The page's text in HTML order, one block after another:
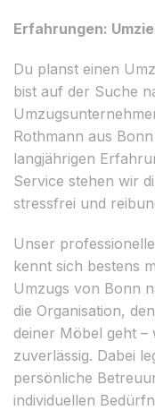
Erfahrungen:
Du planst einen
bist auf der Suche
Rothmann aus
langjährigen
Service stehen wir
stressfrei und
Unser
kennt sich bestens
Umzugs von Bonn
die Organisation,
deiner Möbel geht –
zuverlässig. Dabei
persönliche
individuellen